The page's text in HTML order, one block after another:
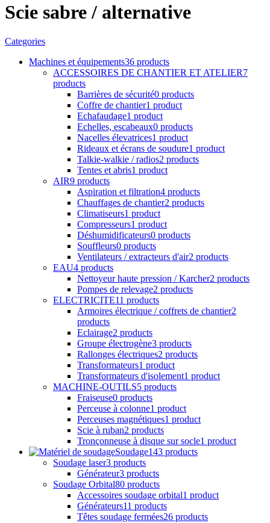
Scie sabre / alternative
Categories
Machines et équipements36 products
ACCESSOIRES DE CHANTIER ET ATELIER7
products
Barrières de sécurité0 products
Coffre de chantier1 product
Echafaudage1 product
Echelles, escabeaux0 products
Nacelles élevatrices1 product
Rideaux et écrans de soudure1 product
Talkie-walkie / radios2 products
Tentes et abris1 product
AIR9 products
Aspiration et filtration4 products
Chauffages de chantier2 products
Climatiseurs1 product
Compresseurs1 product
Déshumidificateurs0 products
Souffleurs0 products
Ventilateurs / extracteurs d'air2 products
EAU4 products
Nettoyeur haute pression / Karcher2 products
Pompes de relevage2 products
ELECTRICITE11 products
Armoires électrique / coffrets de chantier2
products
Eclairage2 products
Groupe électrogène3 products
Rallonges électriques2 products
Transformateurs1 product
Transformateurs d'isolement1 product
MACHINE-OUTILS5 products
Fraiseuse0 products
Perceuse à colonne1 product
Perceuses magnétiques1 product
Scie à ruban2 products
Tronçonneuse à disque sur socle1 product
Soudage143 products
Soudage laser3 products
Générateur3 products
Soudage Orbital80 products
Accessoires soudage orbital1 product
Générateurs11 products
Têtes soudage fermées26 products